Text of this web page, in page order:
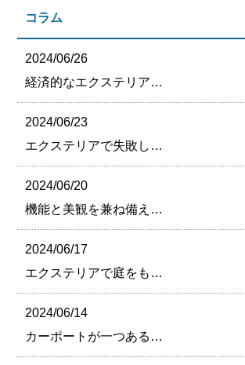
コラム
2024/06/26
経済的なエクステリア…
2024/06/23
エクステリアで失敗し…
2024/06/20
機能と美観を兼ね備え…
2024/06/17
エクステリアで庭をも…
2024/06/14
カーポートが一つある…